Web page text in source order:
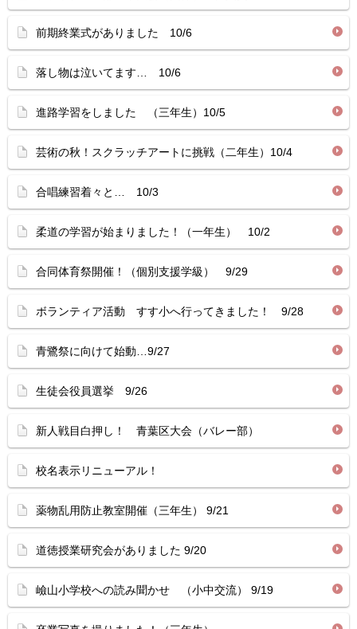
前期終業式がありました 10/6
落し物は泣いてます… 10/6
進路学習をしました （三年生）10/5
芸術の秋！スクラッチアートに挑戦（二年生）10/4
合唱練習着々と… 10/3
柔道の学習が始まりました！（一年生） 10/2
合同体育祭開催！（個別支援学級） 9/29
ボランティア活動 すす小へ行ってきました！ 9/28
青鷺祭に向けて始動…9/27
生徒会役員選挙 9/26
新人戦目白押し！ 青葉区大会（バレー部）
校名表示リニューアル！
薬物乱用防止教室開催（三年生） 9/21
道徳授業研究会がありました 9/20
嶮山小学校への読み聞かせ （小中交流） 9/19